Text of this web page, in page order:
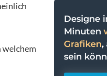
welchem
Designe
Minuten
Grafiken,
sein